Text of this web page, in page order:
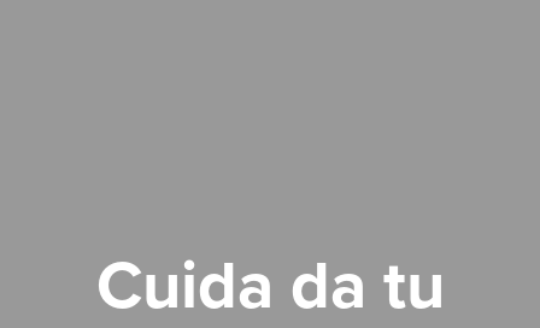
Cuida da tu